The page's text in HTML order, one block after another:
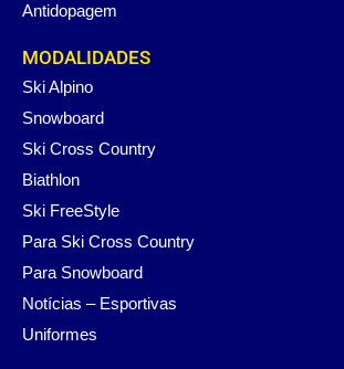
Antidopagem
MODALIDADES
Ski Alpino
Snowboard
Ski Cross Country
Biathlon
Ski FreeStyle
Para Ski Cross Country
Para Snowboard
Notícias – Esportivas
Uniformes